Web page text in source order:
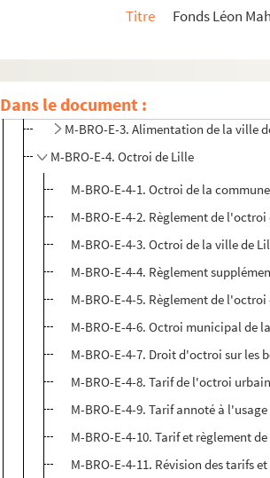
Titre
Fonds Léon
Dans le document :
M-BRO-D. Société scientifiques et
M-BRO-E-2. Agrandissement de la
M-BRO-E-3. Alimentation de la ville
M-BRO-E-4. Octroi de Lille
M-BRO-E-4-1. Octroi de la
M-BRO-E-4-2. Règlement de
M-BRO-E-4-3. Octroi de la ville de
M-BRO-E-4-4. Règlement
M-BRO-E-4-5. Règlement de
M-BRO-E-4-6. Octroi municipal de
M-BRO-E-4-7. Droit d'octroi sur les
M-BRO-E-4-8. Tarif de l'octroi
M-BRO-E-4-9. Tarif annoté à
M-BRO-E-4-10. Tarif et règlement
M-BRO-E-4-11. Révision des tarifs